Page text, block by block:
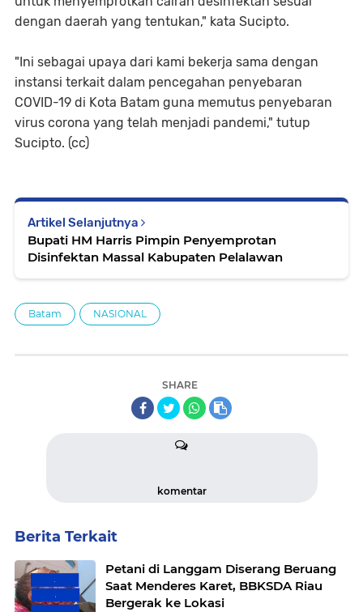
dengan daerah yang tentukan," kata Sucipto.
"Ini sebagai upaya dari kami bekerja sama dengan
instansi terkait dalam pencegahan penyebaran
COVID-19 di Kota Batam guna memutus penyebaran
virus corona yang telah menjadi pandemi," tutup
Sucipto. (cc)
Artikel Selanjutnya
Bupati HM Harris Pimpin Penyemprotan
Disinfektan Massal Kabupaten Pelalawan
Batam NASIONAL
SHARE
komentar
Berita Terkait
Petani di Langgam Diserang Beruang
Saat Menderes Karet, BBKSDA Riau
Bergerak ke Lokasi